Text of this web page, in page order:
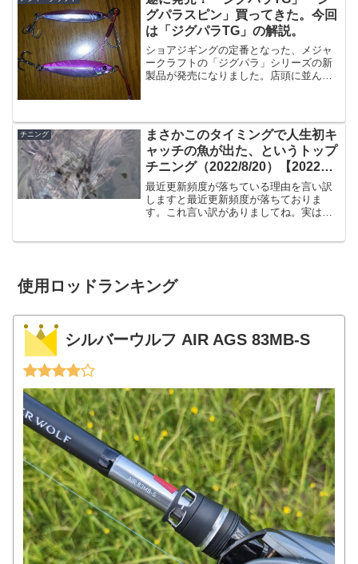
けですが、冷静...
グパラスピン」買ってきた。今回
は「ジグパラTG」の解説。
ショアジギングの定番となった、メジャ
ークラフトの「ジグパラ」シリーズの新
製品が発売になりました。店頭に並んで
（税込）...
チニング
まさかこのタイミングで人生初キ
ャッチの魚が出た、というトップ
チニング（2022/8/20）【2022年
8月釣果】
最近更新頻度が落ちている理由を言い訳
しますと最近更新頻度が落ちておりま
す。これ言い訳がありましてね。実は週
使用ロッドランキング
シルバーウルフ AIR AGS 83MB-S